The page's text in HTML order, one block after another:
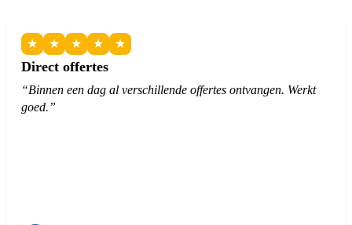
★ ★ ★ ★ ★
Direct offertes
“Binnen een dag al verschillende offertes ontvangen. Werkt
goed.”